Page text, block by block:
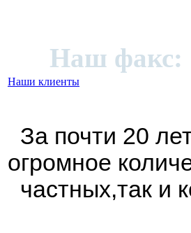
Наш факс:
Наши клиенты
За почти 20
огромное
частных,так и